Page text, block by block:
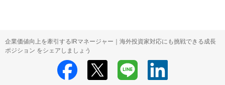
企業価値向上を牽引するIRマネージャー｜海外投資家対応にも挑戦できる成長
ポジション をシェアしましょう